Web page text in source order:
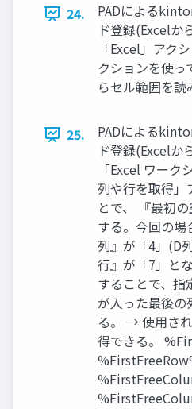
24.
PADによる
ド登録(Excelか
「Excel」アク
クションを使っ
らセル範囲を読
25.
PADによる
ド登録(Excelか
「Excel ワーク
列や行を取得」
とで、 『最初
する。今回の場
列』が「4」(D
行』が「7」と
することで、指
が入った最後の
る。 → 使用さ
得できる。